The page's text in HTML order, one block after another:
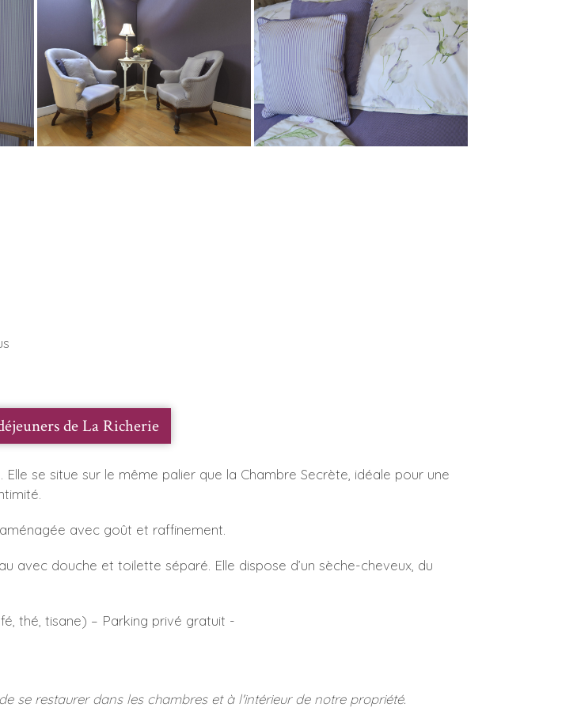
de La Richerie
Elle se situe sur le même palier que la Chambre Secrète, idéale pour une
avec goût et raffinement.
avec douche et toilette séparé. Elle dispose d’un sèche-cheveux, du
thé, tisane) – Parking privé gratuit -
se restaurer dans les chambres et à l'intérieur de notre propriété.